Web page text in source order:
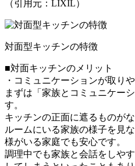
（引用元：LIXIL）
対面型キッチンの特徴
■対面キッチンのメリット
・コミュニケーションが取り
まずは「家族とコミュニケー
す。
キッチンの正面に遮るものが
ルームにいる家族の様子を見
様がいる家庭でも安心です。
調理中でも家族と会話をしや